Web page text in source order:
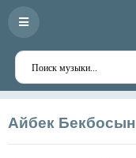
Айбек Бекбосын